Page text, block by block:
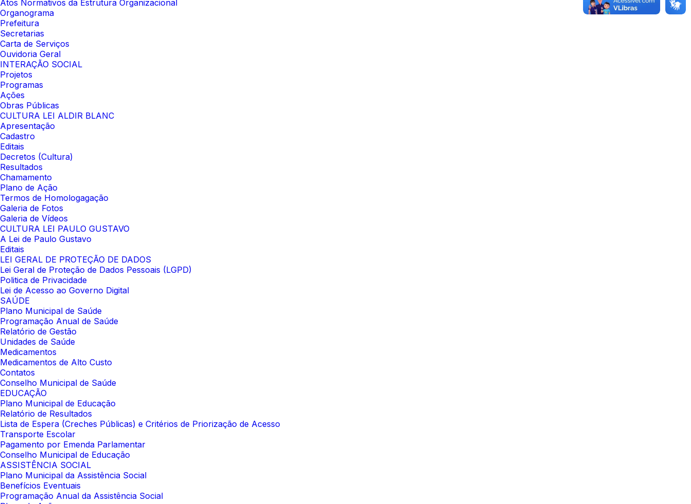
Atos Normativos da Estrutura Organizacional
Organograma
Prefeitura
Secretarias
Carta de Serviços
Ouvidoria Geral
INTERAÇÃO SOCIAL
Projetos
Programas
Ações
Obras Públicas
CULTURA LEI ALDIR BLANC
Apresentação
Cadastro
Editais
Decretos (Cultura)
Resultados
Chamamento
Plano de Ação
Termos de Homologagação
Galeria de Fotos
Galeria de Vídeos
CULTURA LEI PAULO GUSTAVO
A Lei de Paulo Gustavo
Editais
LEI GERAL DE PROTEÇÃO DE DADOS
Lei Geral de Proteção de Dados Pessoais (LGPD)
Politica de Privacidade
Lei de Acesso ao Governo Digital
SAÚDE
Plano Municipal de Saúde
Programação Anual de Saúde
Relatório de Gestão
Unidades de Saúde
Medicamentos
Medicamentos de Alto Custo
Contatos
Conselho Municipal de Saúde
EDUCAÇÃO
Plano Municipal de Educação
Relatório de Resultados
Lista de Espera (Creches Públicas) e Critérios de Priorização de Acesso
Transporte Escolar
Pagamento por Emenda Parlamentar
Conselho Municipal de Educação
ASSISTÊNCIA SOCIAL
Plano Municipal da Assistência Social
Benefícios Eventuais
Programação Anual da Assistência Social